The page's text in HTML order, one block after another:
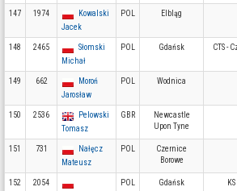
147 1974
Kowalski
Jacek
POL Elbląg
148 2465
Słomski
Michał
POL Gdańsk CTS -
149 662
Moroń
Jarosław
POL Wodnica
150 2536
Pelowski
Tomasz
GBR
Newcastle
Upon Tyne
151 731
Nałęcz
Mateusz
POL
Czernice
Borowe
152
2054
POL Gdańsk